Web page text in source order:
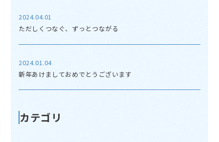
2024.04.01
ただしくつなぐ、ずっとつながる
2024.01.04
新年あけましておめでとうございます
カテゴリ